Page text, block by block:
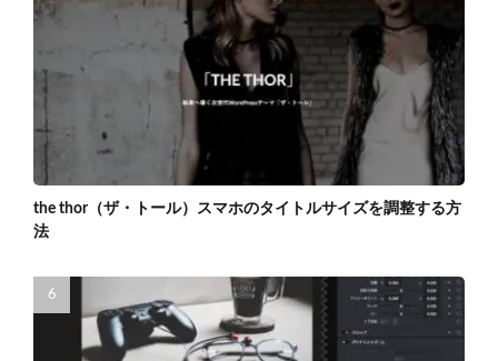
the thor（ザ・トール）スマホのタイトルサイズを調整する方
法